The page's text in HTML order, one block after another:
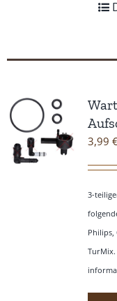
3,99
3-
Philips,